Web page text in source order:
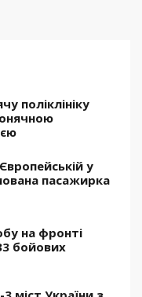
поліклініку
у
пасажирка
на фронті
бойових